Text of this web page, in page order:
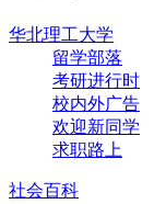
华北理工大学
留学部落
考研进行时
校内外广告
欢迎新同学
求职路上
社会百科